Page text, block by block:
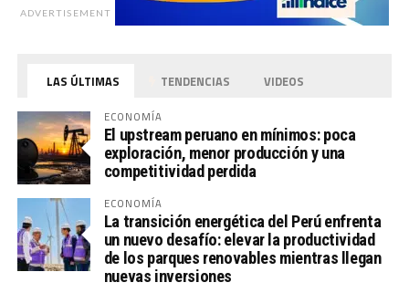
ADVERTISEMENT
LAS ÚLTIMAS TENDENCIAS VIDEOS
ECONOMÍA
El upstream peruano en mínimos: poca
exploración, menor producción y una
competitividad perdida
ECONOMÍA
La transición energética del Perú enfrenta
un nuevo desafío: elevar la productividad
de los parques renovables mientras llegan
nuevas inversiones